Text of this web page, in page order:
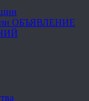
ОБЪЯВЛЕНИЕ